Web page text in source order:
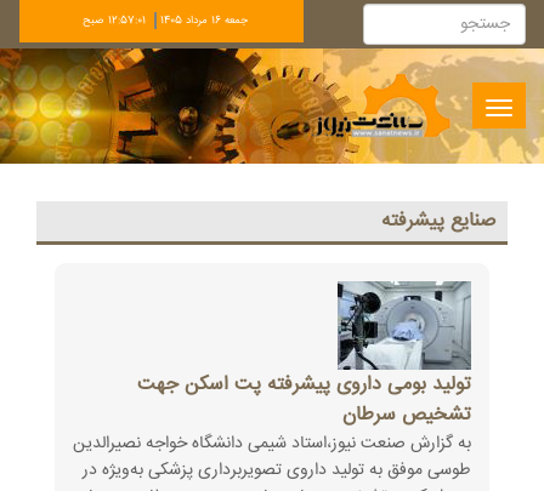
جمعه 16 مرداد 1405 12:57:01 صبح
Toggle
navigation
صنايع پيشرفته
تولید بومی داروی پیشرفته پت اسکن جهت
تشخیص سرطان
به گزارش صنعت نیوز،استاد شیمی دانشگاه خواجه نصیرالدین
طوسی موفق به تولید داروی تصویربرداری پزشکی به‌ویژه در